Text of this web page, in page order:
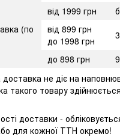
(по
від 1999 грн
від 899 грн
до 1998 грн
до 898 грн
доставка не діє на
такого товару
доставки -
для кожної ТТН окремо!